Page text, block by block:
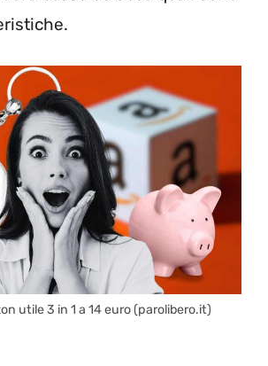
utile 3 in 1 a 14 euro (parolibero.it)